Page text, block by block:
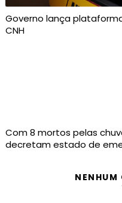
Governo lança
CNH
Com 8 mortos pelas
decretam estado de
NENHUM